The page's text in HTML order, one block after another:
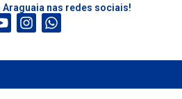
nas redes sociais!